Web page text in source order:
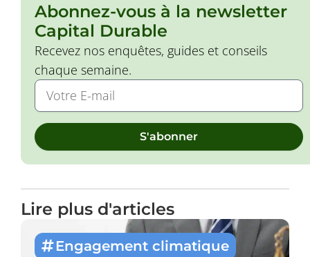
Abonnez-vous à la newsletter
Capital Durable
Recevez nos enquêtes, guides et conseils
chaque semaine.
S'abonner
Lire plus d'articles
Engagement climatique